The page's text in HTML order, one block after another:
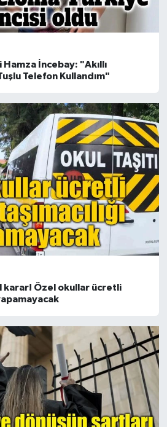
Hamza İncebay: "Akıllı
Telefon Kullandım"
karar! Özel okullar ücretli